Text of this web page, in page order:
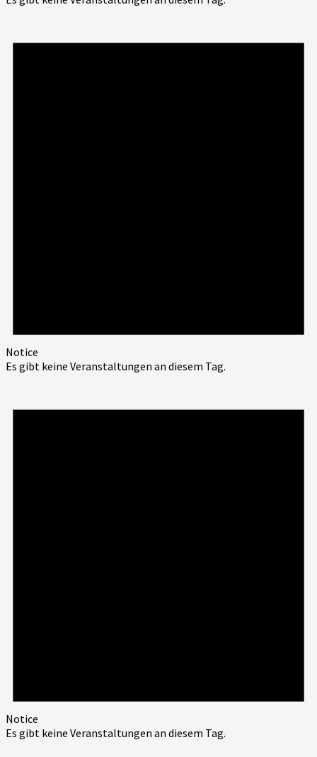
Notice
Es gibt keine Veranstaltungen an diesem Tag.
Notice
Es gibt keine Veranstaltungen an diesem Tag.